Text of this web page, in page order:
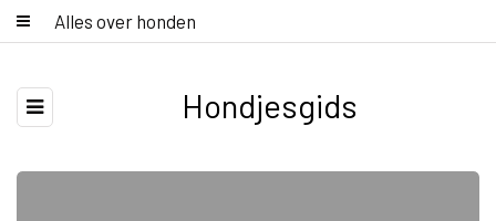
Alles over honden
Hondjesgids